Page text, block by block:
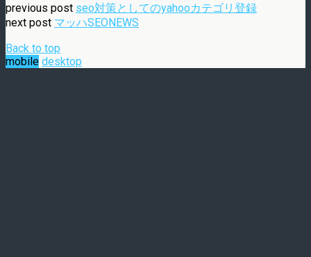
previous post seo対策としてのyahooカテゴリ登録
next post マッハSEONEWS
Back to top
mobile desktop